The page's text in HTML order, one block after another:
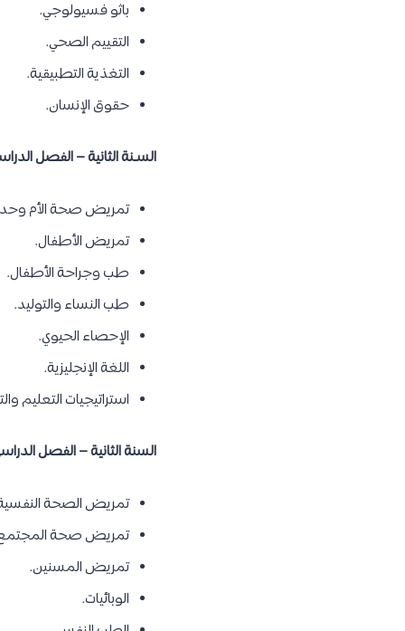
باثو فسيولوجي.
التقييم الصحي.
التغذية التطبيقية.
حقوق الإنسان.
السـنة الثانية – الفصل
تمريض صحة الأم
تمريض الأطفال.
طب وجراحة الأطفال.
طب النساء والتوليد.
الإحصاء الحيوي.
اللغة الإنجليزية.
استراتيجيات التعليم
السنة الثانية – الفصل
تمريض الصحة
تمريض صحة
تمريض المسنين.
الوبائيات.